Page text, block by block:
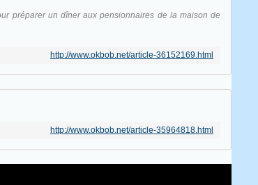
préparer un dîner aux pensionnaires de la maison de
http://www.okbob.net/article-36152169.html
http://www.okbob.net/article-35964818.html